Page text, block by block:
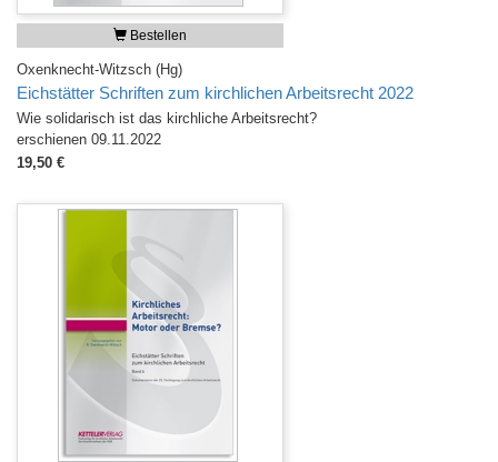
Bestellen
Oxenknecht-Witzsch (Hg)
Eichstätter Schriften zum kirchlichen Arbeitsrecht 2022
Wie solidarisch ist das kirchliche Arbeitsrecht?
erschienen 09.11.2022
19,50 €